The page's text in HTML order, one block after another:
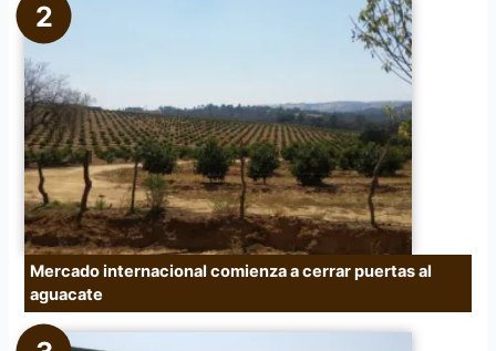
Mercado internacional comienza a cerrar puertas al
aguacate